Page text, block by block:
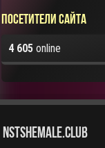
Посетители сайта
4 605 online
NstShemale.Club